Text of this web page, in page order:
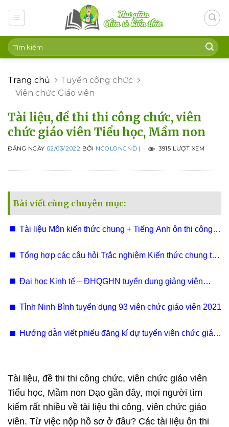
Trang chủ
Tuyển công chức
Viên chức Giáo viên
Tài liệu, đề thi thi công chức, viên
chức giáo viên Tiểu học, Mầm non
ĐĂNG NGÀY 02/03/2022 BỞI NGOLONGND | 3915 LƯỢT XEM
Bài viết cùng chuyên mục:
Tài liệu Môn kiến thức chung + Tiếng Anh ôn thi công
Tổng hợp các câu hỏi Trắc nghiệm Kiến thức chung thi
Đại học Kinh tế – ĐHQGHN tuyển dụng giảng viên
Tỉnh Ninh Bình tuyển dụng 93 viên chức giáo viên 2021
Hướng dẫn viết phiếu đăng kí dự tuyển viên chức giáo
Tài liệu, đề thi thi công chức, viên chức giáo viên
Tiểu học, Mầm non Dạo gần đây, mọi người tìm
kiếm rất nhiều về tài liệu thi công, viên chức giáo
viên. Từ việc nộp hồ sơ ở đâu? Các tài liệu ôn thi